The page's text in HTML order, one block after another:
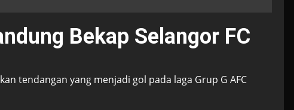
Bekap Selangor FC
tendangan yang menjadi gol pada laga Grup G AFC